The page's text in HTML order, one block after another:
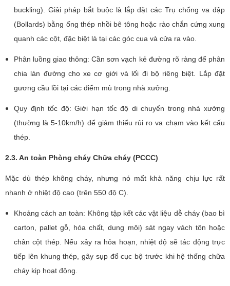
buckling). Giải pháp bắt buộc là lắp đặt các Trụ chống va đập
(Bollards) bằng ống thép nhồi bê tông hoặc rào chắn cứng xung
quanh các cột, đặc biệt là tại các góc cua và cửa ra vào.
Phân luồng giao thông: Cần sơn vạch kẻ đường rõ ràng để phân
chia làn đường cho xe cơ giới và lối đi bộ riêng biệt. Lắp đặt
gương cầu lồi tại các điểm mù trong nhà xưởng.
Quy định tốc độ: Giới hạn tốc độ di chuyển trong nhà xưởng
(thường là 5-10km/h) để giảm thiểu rủi ro va chạm vào kết cấu
thép.
2.3. An toàn Phòng cháy Chữa cháy (PCCC)
Mặc dù thép không cháy, nhưng nó mất khả năng chịu lực rất
nhanh ở nhiệt độ cao (trên 550 độ C).
Khoảng cách an toàn: Không tập kết các vật liệu dễ cháy (bao bì
carton, pallet gỗ, hóa chất, dung môi) sát ngay vách tôn hoặc
chân cột thép. Nếu xảy ra hỏa hoạn, nhiệt độ sẽ tác động trực
tiếp lên khung thép, gây sụp đổ cục bộ trước khi hệ thống chữa
cháy kịp hoạt động.